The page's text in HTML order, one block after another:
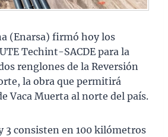
(Enarsa) firmó hoy los
Techint-SACDE para la
renglones de la Reversión
la obra que permitirá
Vaca Muerta al norte del país.
3 consisten en 100 kilómetros